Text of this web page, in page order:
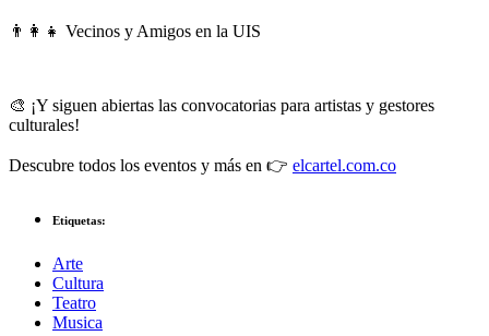
👨‍👩‍👧 Vecinos y Amigos en la UIS
🎨 ¡Y siguen abiertas las convocatorias para artistas y gestores
culturales!
Descubre todos los eventos y más en 👉 elcartel.com.co
Etiquetas:
Arte
Cultura
Teatro
Musica